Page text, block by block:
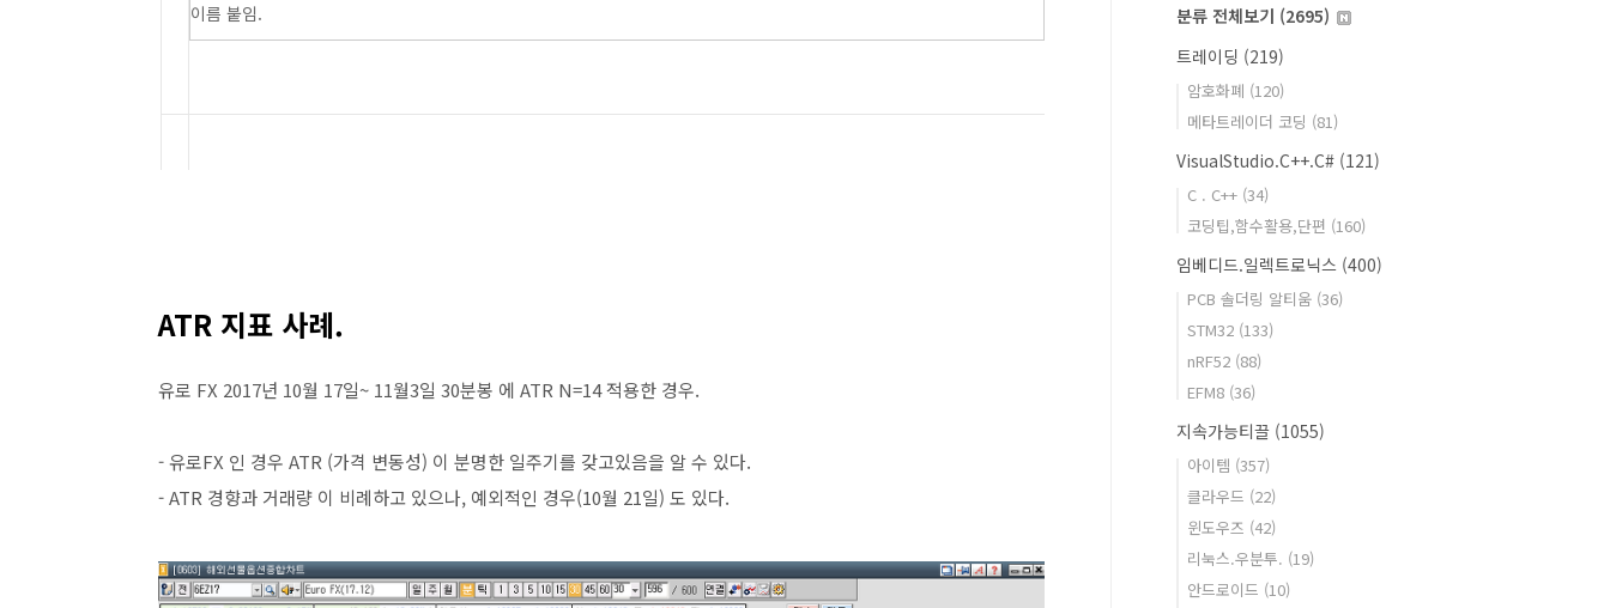
이름 붙임.
ATR 지표 사례.
유로 FX 2017년 10월 17일~ 11월3일 30분봉 에 ATR N=14 적용한 경우.
- 유로FX 인 경우 ATR (가격 변동성) 이 분명한 일주기를 갖고있음을 알 수 있다.
- ATR 경향과 거래량 이 비례하고 있으나, 예외적인 경우(10월 21일) 도 있다.
분류 전체보기 (2695)
트레이딩 (219)
암호화폐 (120)
메타트레이더 코딩 (81)
VisualStudio.C++.C# (121)
C . C++ (34)
코딩팁,함수활용,단편 (160)
임베디드.일렉트로닉스 (400)
PCB 솔더링 알티움 (36)
STM32 (133)
nRF52 (88)
EFM8 (36)
지속가능티끌 (1055)
아이템 (357)
클라우드 (22)
윈도우즈 (42)
리눅스.우분투. (19)
안드로이드 (10)